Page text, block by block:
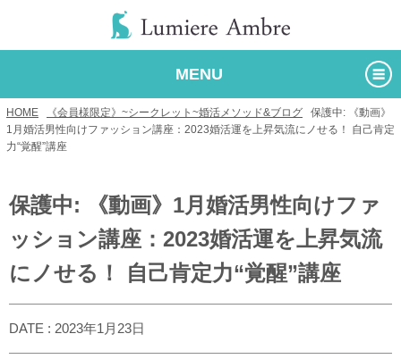
MENU
HOME 《会員様限定》~シークレット~婚活メソッド&ブログ
保護中: 《動画》
1月婚活男性向けファッション講座：2023婚活運を上昇気流にノせる！ 自己肯定
力“覚醒”講座
保護中: 《動画》1月婚活男性向けファ
ッション講座：2023婚活運を上昇気流
にノせる！ 自己肯定力“覚醒”講座
DATE : 2023年1月23日